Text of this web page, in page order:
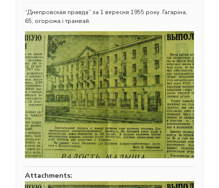
“Днепровская правда” за 1 вересня 1955 року. Гагаріна,
65, огорожа і трамвай.
Attachments: